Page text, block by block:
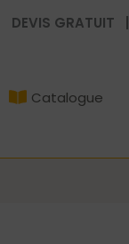
DEVIS GRATUIT |
Catalogue